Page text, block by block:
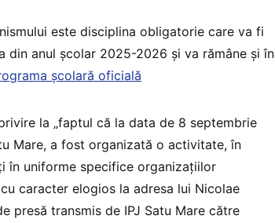
este disciplina obligatorie care va fi
din anul școlar 2025-2026 și va rămâne și în
școlară oficială
la „faptul că la data de 8 septembrie
Mare, a fost organizată o activitate, în
în uniforme specifice organizațiilor
caracter elogios la adresa lui Nicolae
presă transmis de IPJ Satu Mare către